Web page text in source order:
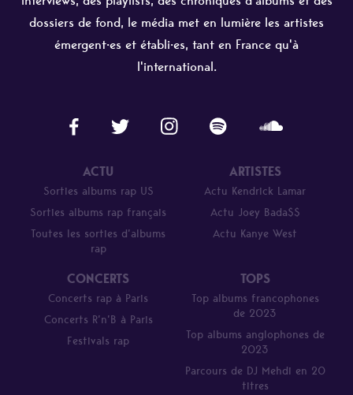
dossiers de fond, le média met en lumière les artistes
émergent·es et établi·es, tant en France qu'à
l'international.
ACTU
Sorties albums rap US
Sorties albums rap français
Toutes les sorties d’albums
rap
ARTISTES
Actu Kendrick Lamar
Actu Joey Bada$$
Actu Kanye West
CONCERTS
Concerts rap à Paris
Concerts R’n’B à Paris
Festivals rap
TOPS
Top albums francophones
de 2023
Top albums anglophones de
2023
Parcours de DJ Mehdi en 20
titres